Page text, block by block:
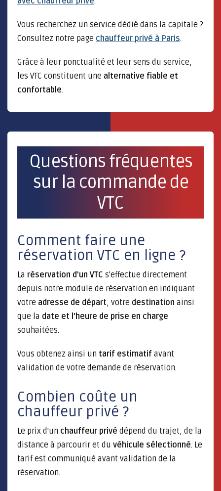
Vous recherchez un service dédié dans la capitale ?
Consultez notre page chauffeur privé à Paris.
Grâce à leur ponctualité et leur sens du service,
les VTC constituent une alternative fiable et
confortable.
Questions fréquentes
sur la commande de
VTC
Comment faire une
réservation VTC en ligne ?
La réservation d'un VTC s'effectue directement
depuis notre module de réservation en indiquant
votre adresse de départ, votre destination ainsi
que la date et l'heure de prise en charge
souhaitées.
Vous obtenez ainsi un tarif estimatif avant
validation de votre demande de réservation.
Combien coûte un
chauffeur privé ?
Le prix d'un chauffeur privé dépend du trajet, de la
distance à parcourir et du véhicule sélectionné. Le
tarif est communiqué avant validation de la
réservation.